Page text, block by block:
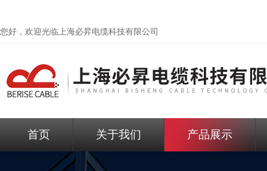
您好，欢迎光临上海必昇电缆科技有限公司
首页 关于我们 产品展示